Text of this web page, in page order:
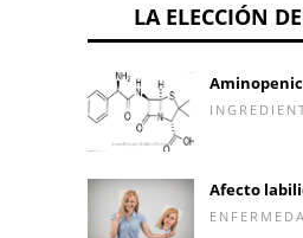
LA ELECCIÓN
Afecto